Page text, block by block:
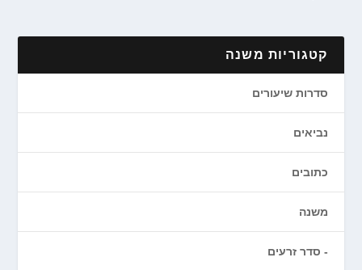
קטגוריות משנה
סדרות שיעורים
נביאים
כתובים
משנה
סדר זרעים